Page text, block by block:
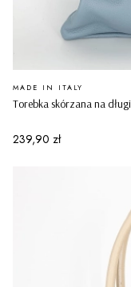
Torebka skórzana na
PRODUCENT
MADE IN ITALY
Cena
239,90 zł